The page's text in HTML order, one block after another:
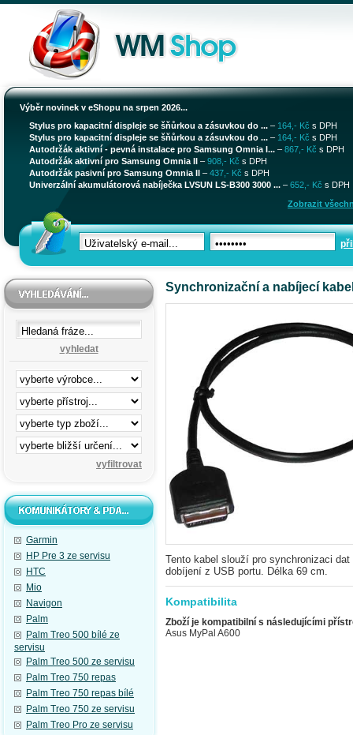
Výběr novinek v eShopu na srpen 2026...
Stylus pro kapacitní displeje se šňůrkou a zásuvkou do ... – 164,- Kč s DPH
Stylus pro kapacitní displeje se šňůrkou a zásuvkou do ... – 164,- Kč s DPH
Autodržák aktivní - pevná instalace pro Samsung Omnia I... – 867,- Kč s DPH
Autodržák aktivní pro Samsung Omnia II – 908,- Kč s DPH
Autodržák pasivní pro Samsung Omnia II – 437,- Kč s DPH
Univerzální akumulátorová nabíječka LVSUN LS-B300 3000 ... – 652,- Kč s DPH
Zobrazit
vyhledat
Garmin
HP Pre 3 ze servisu
HTC
Mio
Navigon
Palm
Palm Treo 500 bílé ze
servisu
Palm Treo 500 ze servisu
Palm Treo 750 repas
Palm Treo 750 repas bílé
Palm Treo 750 ze servisu
Palm Treo Pro ze servisu
Synchronizační a nabíjecí
Tento kabel slouží pro synchronizaci
dobíjení z USB portu. Délka 69 cm.
Kompatibilita
Zboží je kompatibilní s následujícími
Asus MyPal A600